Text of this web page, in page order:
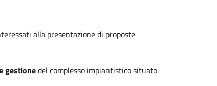
alla presentazione di proposte
gestionedel complesso impiantistico situato